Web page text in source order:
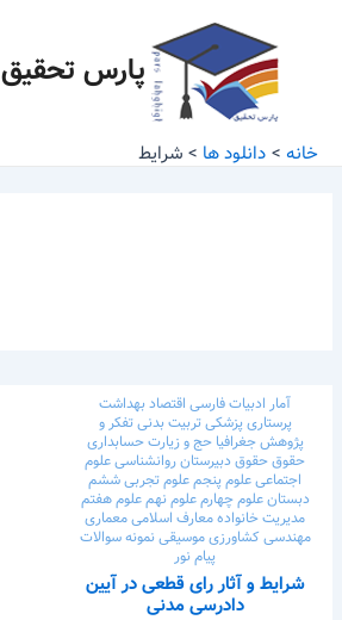
پارس تحقیق
خانه دانلود ها شرایط
آمار ادبیات فارسی اقتصادبهداشت
پرستاریپزشکیتربیت بدنیتفکر و
پژوهشجغرافیاحج و زیارتحسابداری
حقوقحقوقدبیرستانروانشناسیعلوم
اجتماعیعلوم پنجمعلوم تجربی ششم
دبستانعلوم چهارمعلوم نهمعلوم هفتم
مدیریت خانوادهمعارف اسلامیمعماری
مهندسی کشاورزیموسیقینمونه سوالات
پیام نور
شرایط و آثار رای قطعی در آیین
دادرسی مدنی